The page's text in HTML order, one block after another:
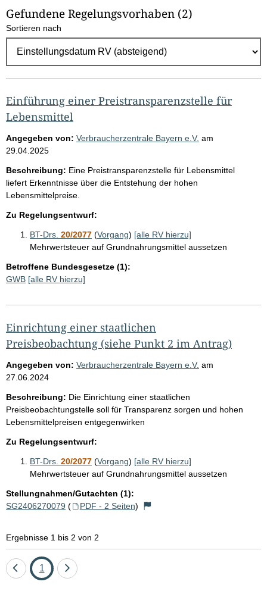
l
E
g
e
b
n
i
s
s
e
p
r
e
i
Gefundene Regelungsvorhaben (2)
Sortieren nach
Einführung einer Preistransparenzstelle für
Lebensmittel
Angegeben von: Verbraucherzentrale Bayern e.V. am
29.04.2025
Beschreibung: Eine Preistransparenzstelle für Lebensmittel
liefert Erkenntnisse über die Entstehung der hohen
Lebensmittelpreise.
Zu Regelungsentwurf:
BT-Drs. 20/2077 (Vorgang) [alle RV hierzu]
Mehrwertsteuer auf Grundnahrungsmittel aussetzen
Betroffene Bundesgesetze (1):
GWB [alle RV hierzu]
Einrichtung einer staatlichen
Preisbeobachtung (siehe Punkt 2 im Antrag)
Angegeben von: Verbraucherzentrale Bayern e.V. am
27.06.2024
Beschreibung: Die Einrichtung einer staatlichen
Preisbeobachtungstelle soll für Transparenz sorgen und hohen
Lebensmittelpreisen entgegenwirken
Zu Regelungsentwurf:
BT-Drs. 20/2077 (Vorgang) [alle RV hierzu]
Mehrwertsteuer auf Grundnahrungsmittel aussetzen
Stellungnahmen/Gutachten (1):
SG2406270079 ( PDF - 2 Seiten)
Ergebnisse 1 bis 2 von 2
EineSeite
1
Eine